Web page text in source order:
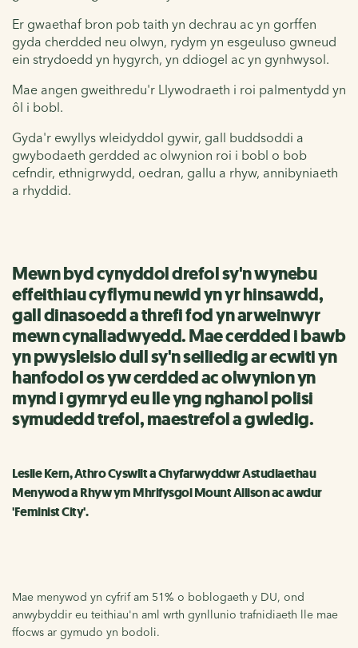
Er gwaethaf bron pob taith yn dechrau ac yn gorffen
gyda cherdded neu olwyn, rydym yn esgeuluso gwneud
ein strydoedd yn hygyrch, yn ddiogel ac yn gynhwysol.
Mae angen gweithredu'r Llywodraeth i roi palmentydd yn
ôl i bobl.
Gyda'r ewyllys wleidyddol gywir, gall buddsoddi a
gwybodaeth gerdded ac olwynion roi i bobl o bob
cefndir, ethnigrwydd, oedran, gallu a rhyw, annibyniaeth
a rhyddid.
Mewn byd cynyddol drefol sy'n wynebu
effeithiau cyflymu newid yn yr hinsawdd,
gall dinasoedd a threfi fod yn arweinwyr
mewn cynaliadwyedd. Mae cerdded i bawb
yn pwysleisio dull sy'n seiliedig ar ecwiti yn
hanfodol os yw cerdded ac olwynion yn
mynd i gymryd eu lle yng nghanol polisi
symudedd trefol, maestrefol a gwledig.
Leslie Kern, Athro Cyswllt a Chyfarwyddwr Astudiaethau
Menywod a Rhyw ym Mhrifysgol Mount Allison ac awdur
'Feminist City'.
Mae menywod yn cyfrif am 51% o boblogaeth y DU, ond
anwybyddir eu teithiau'n aml wrth gynllunio trafnidiaeth lle mae
ffocws ar gymudo yn bodoli.